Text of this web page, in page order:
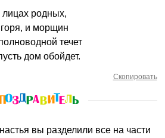
родных,
и морщин
течет
дом обойдет.
Скопировать
вы разделили все на части